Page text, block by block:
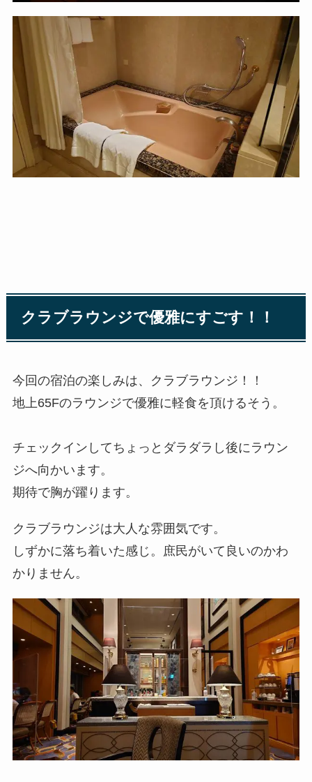
クラブラウンジで優雅にすごす！！
今回の宿泊の楽しみは、クラブラウンジ！！
地上65Fのラウンジで優雅に軽食を頂けるそう。
チェックインしてちょっとダラダラし後にラウン
ジへ向かいます。
期待で胸が躍ります。
クラブラウンジは大人な雰囲気です。
しずかに落ち着いた感じ。庶民がいて良いのかわ
かりません。